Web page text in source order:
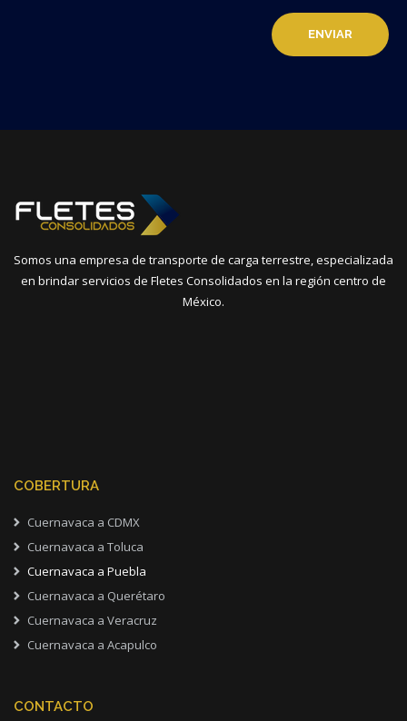
Somos una empresa de transporte de carga terrestre, especializada
en brindar servicios de Fletes Consolidados en la región centro de
México.
COBERTURA
Cuernavaca a CDMX
Cuernavaca a Toluca
Cuernavaca a Puebla
Cuernavaca a Querétaro
Cuernavaca a Veracruz
Cuernavaca a Acapulco
CONTACTO